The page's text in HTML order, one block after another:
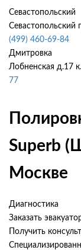
Севастопольский
Севастопольский
(499) 460-69-84
Дмитровка
Лобненская д.17
77
Superb
Москве
Диагностика
Заказать
Получить